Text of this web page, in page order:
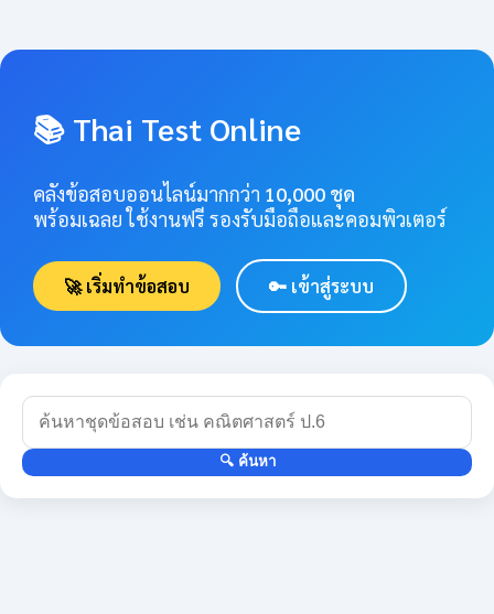
📚 Thai Test Online
คลังข้อสอบออนไลน์มากกว่า 10,000 ชุด
พร้อมเฉลย ใช้งานฟรี รองรับมือถือและคอมพิวเตอร์
🚀 เริ่มทำข้อสอบ 🔑 เข้าสู่ระบบ
🔍 ค้นหา